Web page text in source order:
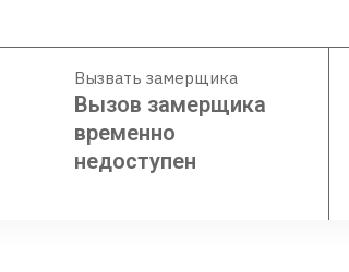
Вызвать замерщика
Вызов замерщика
временно
недоступен